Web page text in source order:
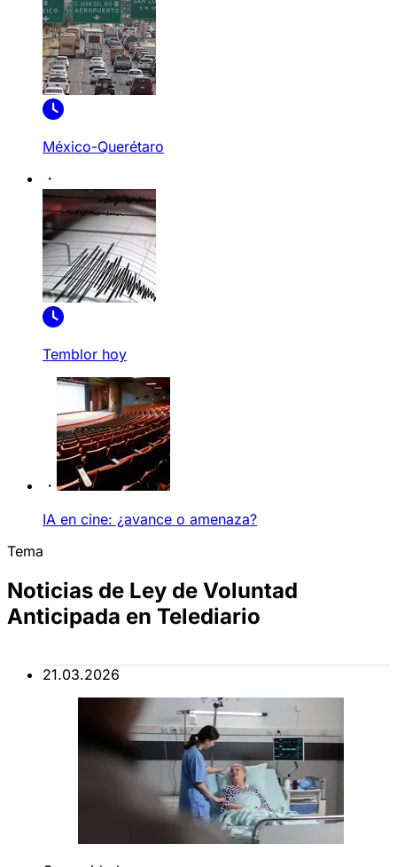
México-Querétaro
Temblor hoy
IA en cine: ¿avance o amenaza?
Tema
Noticias de Ley de Voluntad
Anticipada en Telediario
21.03.2026